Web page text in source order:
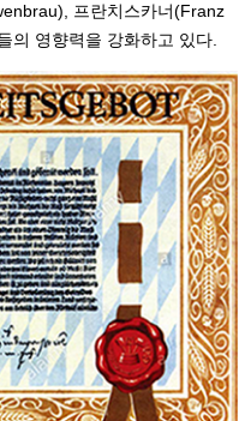
프란치스카너(Franz
의 영향력을 강화하고 있다.